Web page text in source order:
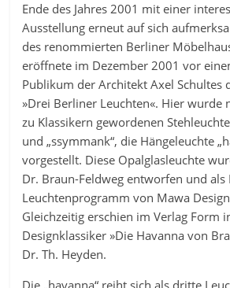
Ende des Jahres 2001 mit einer
Ausstellung erneut auf sich
des renommierten Berliner
eröffnete im Dezember 2001 vor
Publikum der Architekt Axel Schultes
»Drei Berliner Leuchten«. Hier wurde
zu Klassikern gewordenen
und „ssymmank“, die Hängeleuchte
vorgestellt. Diese Opalglasleuchte
Dr. Braun-Feldweg entworfen und als
Leuchtenprogramm von Mawa
Gleichzeitig erschien im Verlag Form
Designklassiker »Die Havanna von
Dr. Th. Heyden.